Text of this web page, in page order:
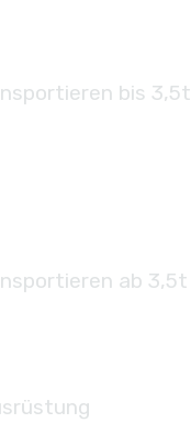
bis 3,5t
ab 3,5t